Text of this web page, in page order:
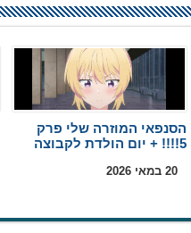
הסנפאי המוזרה שלי פרק
5!!!! + יום הולדת לקבוצה
20 במאי 2026